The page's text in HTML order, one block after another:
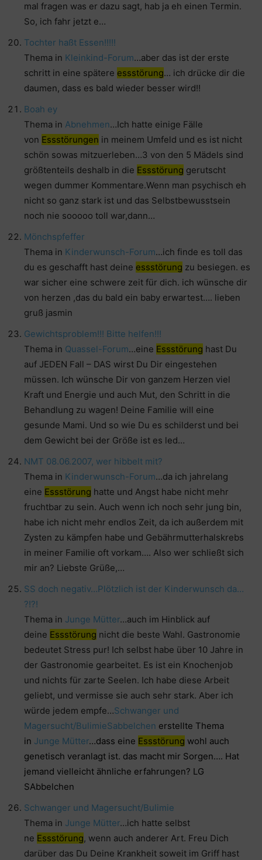
mal fragen was er dazu sagt, hab ja eh einen Termin.
So, ich fahr jetzt e…
Tochter haßt Essen!!!!!
Thema in Kleinkind-Forum…aber das ist der erste
schritt in eine spätere essstörung… ich drücke dir die
daumen, dass es bald wieder besser wird!!
Boah ey
Thema in Abnehmen…Ich hatte einige Fälle
von Essstörungen in meinem Umfeld und es ist nicht
schön sowas mitzuerleben…3 von den 5 Mädels sind
größtenteils deshalb in die Essstörung gerutscht
wegen dummer Kommentare.Wenn man psychisch eh
nicht so ganz stark ist und das Selbstbewusstsein
noch nie sooooo toll war,dann…
Mönchspfeffer
Thema in Kinderwunsch-Forum…ich finde es toll das
du es geschafft hast deine essstörung zu besiegen. es
war sicher eine schwere zeit für dich. ich wünsche dir
von herzen ,das du bald ein baby erwartest…. lieben
gruß jasmin
Gewichtsproblem!!! Bitte helfen!!!
Thema in Quassel-Forum…eine Essstörung hast Du
auf JEDEN Fall – DAS wirst Du Dir eingestehen
müssen. Ich wünsche Dir von ganzem Herzen viel
Kraft und Energie und auch Mut, den Schritt in die
Behandlung zu wagen! Deine Familie will eine
gesunde Mami. Und so wie Du es schilderst und bei
dem Gewicht bei der Größe ist es led…
NMT 08.06.2007, wer hibbelt mit?
Thema in Kinderwunsch-Forum…da ich jahrelang
eine Essstörung hatte und Angst habe nicht mehr
fruchtbar zu sein. Auch wenn ich noch sehr jung bin,
habe ich nicht mehr endlos Zeit, da ich außerdem mit
Zysten zu kämpfen habe und Gebährmutterhalskrebs
in meiner Familie oft vorkam…. Also wer schließt sich
mir an? Liebste Grüße,…
SS doch negativ…Plötzlich ist der Kinderwunsch da…
?!?!
Thema in Junge Mütter…auch im Hinblick auf
deine Essstörung nicht die beste Wahl. Gastronomie
bedeutet Stress pur! Ich selbst habe über 10 Jahre in
der Gastronomie gearbeitet. Es ist ein Knochenjob
und nichts für zarte Seelen. Ich habe diese Arbeit
geliebt, und vermisse sie auch sehr stark. Aber ich
würde jedem empfe…Schwanger und
Magersucht/BulimieSabbelchen erstellte Thema
in Junge Mütter…dass eine Essstörung wohl auch
genetisch veranlagt ist. das macht mir Sorgen…. Hat
jemand vielleicht ähnliche erfahrungen? LG
SAbbelchen
Schwanger und Magersucht/Bulimie
Thema in Junge Mütter…ich hatte selbst
ne Essstörung, wenn auch anderer Art. Freu Dich
darüber das Du Deine Krankheit soweit im Griff hast